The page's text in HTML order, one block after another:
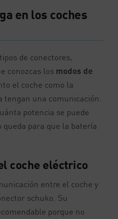
en los coches
de conectores,
conozcas los modos de
el coche como la
una comunicación.
potencia se puede
para que la batería
coche eléctrico
entre el coche y
schuko. Su
porque no